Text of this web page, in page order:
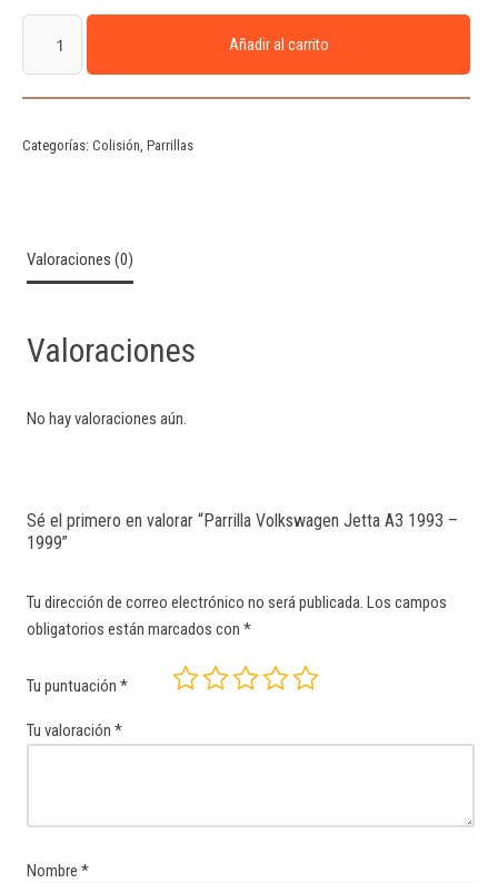
Añadir al carrito
Categorías: Colisión, Parrillas
Valoraciones (0)
Valoraciones
No hay valoraciones aún.
Sé el primero en valorar “Parrilla Volkswagen Jetta A3 1993 –
1999”
Tu dirección de correo electrónico no será publicada. Los campos
obligatorios están marcados con *
Tu puntuación *
Tu valoración *
Nombre *